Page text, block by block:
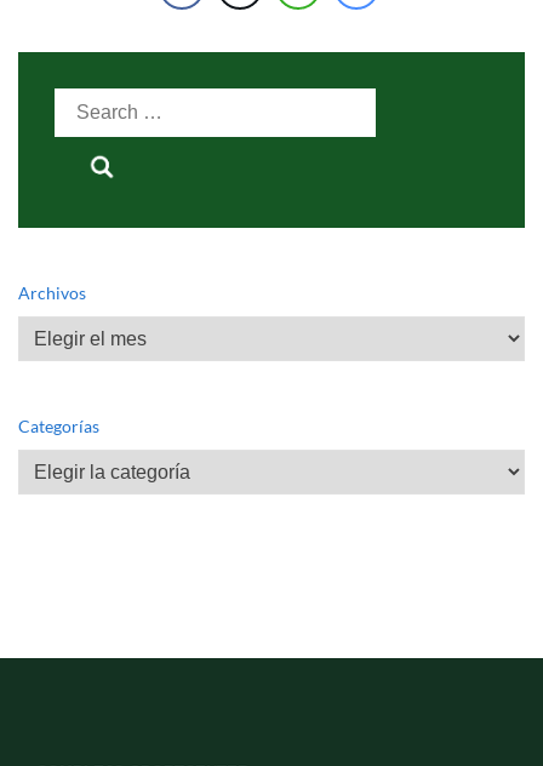
Search
Archivos
Archivos
Categorías
Categorías